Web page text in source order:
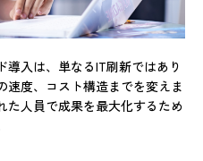
入は、単なるIT刷新ではあり
速度、コスト構造までを変えま
た人員で成果を最大化するため